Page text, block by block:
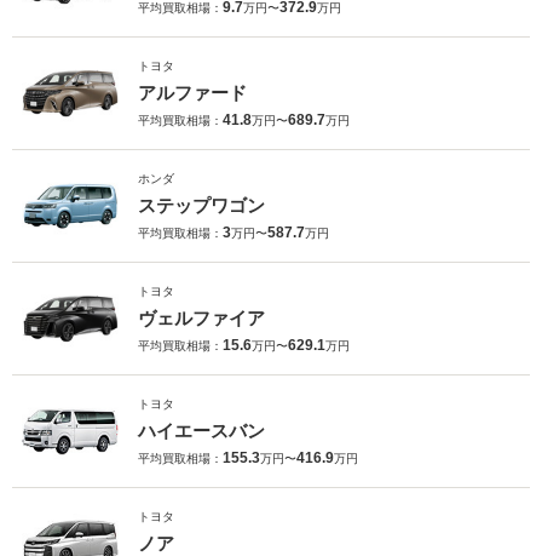
平均買取相場： 9.7万円〜372.9万円
トヨタ
アルファード
平均買取相場： 41.8万円〜689.7万円
ホンダ
ステップワゴン
平均買取相場： 3万円〜587.7万円
トヨタ
ヴェルファイア
平均買取相場： 15.6万円〜629.1万円
トヨタ
ハイエースバン
平均買取相場： 155.3万円〜416.9万円
トヨタ
ノア